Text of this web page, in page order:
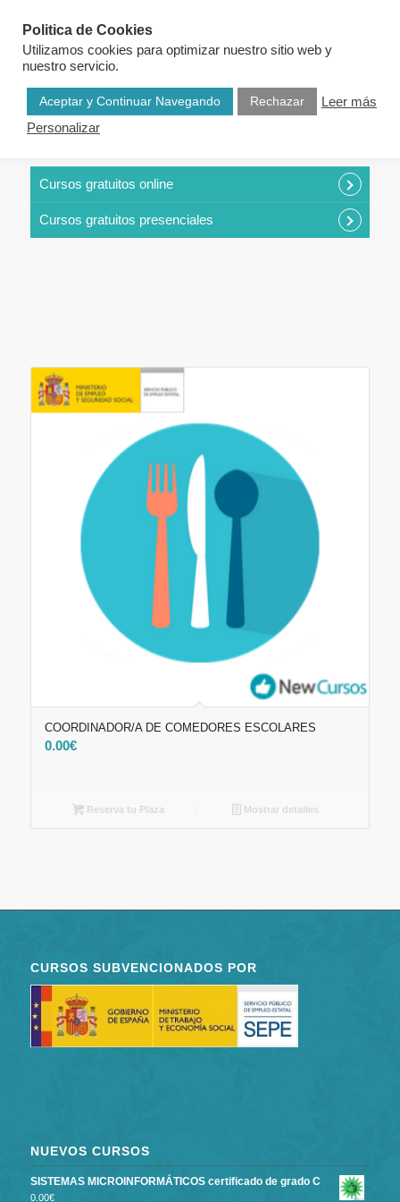
Cursos gratuitos online
Cursos gratuitos presenciales
COORDINADOR/A DE COMEDORES ESCOLARES
0.00€
Reserva tu Plaza Mostrar detalles
CURSOS SUBVENCIONADOS POR
NUEVOS CURSOS
SISTEMAS MICROINFORMÁTICOS certificado de grado C
0.00€
Politica de Cookies
Utilizamos cookies para optimizar nuestro sitio web y
nuestro servicio.
Aceptar y Continuar Navegando Rechazar
Leer más
Personalizar